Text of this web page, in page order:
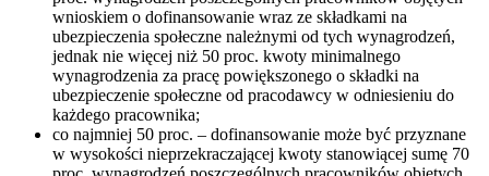
wnioskiem o dofinansowanie wraz ze składkami na
ubezpieczenia społeczne należnymi od tych wynagrodzeń,
jednak nie więcej niż 50 proc. kwoty minimalnego
wynagrodzenia za pracę powiększonego o składki na
ubezpieczenie społeczne od pracodawcy w odniesieniu do
każdego pracownika;
co najmniej 50 proc. – dofinansowanie może być przyznane
w wysokości nieprzekraczającej kwoty stanowiącej sumę 70